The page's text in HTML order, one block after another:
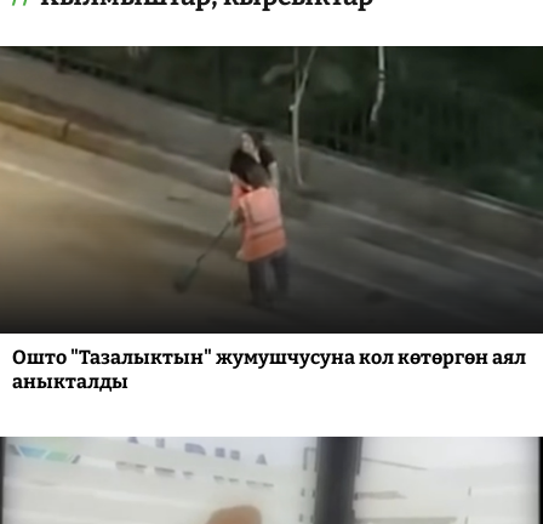
Ошто "Тазалыктын" жумушчусуна кол көтөргөн аял
аныкталды